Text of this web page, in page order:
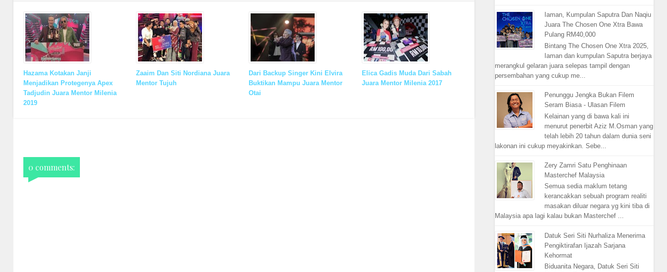
Hazama Kotakan Janji
Menjadikan Protegenya Apex
Tadjudin Juara Mentor Milenia
2019
Zaaim Dan Siti Nordiana Juara
Mentor Tujuh
Dari Backup Singer Kini Elvira
Buktikan Mampu Juara Mentor
Otai
Elica Gadis Muda Dari Sabah
Juara Mentor Milenia 2017
0 comments:
Iaman, Kumpulan Saputra Dan Naqiu
Juara The Chosen One Xtra Bawa
Pulang RM40,000
Bintang The Chosen One Xtra 2025,
Iaman dan kumpulan Saputra berjaya
merangkul gelaran juara selepas tampil dengan
persembahan yang cukup me...
Penunggu Jengka Bukan Filem
Seram Biasa - Ulasan Filem
Kelainan yang di bawa kali ini
menurut penerbit Aziz M.Osman yang
telah lebih 20 tahun dalam dunia seni
lakonan ini cukup meyakinkan. Sebe...
Zery Zamri Satu Penghinaan
Masterchef Malaysia
Semua sedia maklum tetang
kerancakkan sebuah program realiti
masakan diluar negara yg kini tiba di
Malaysia apa lagi kalau bukan Masterchef ...
Datuk Seri Siti Nurhaliza Menerima
Pengiktirafan Ijazah Sarjana
Kehormat
Biduanita Negara, Datuk Seri Siti